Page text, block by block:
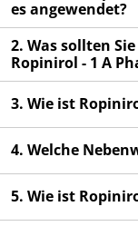
möchten Sie
Wenn Sie
an Ihren
Dieses
Es kann
diese die
Wenn Sie
sich an
es angewendet?
2. Was sollten
Ropinirol - 1 A
3. Wie ist
4. Welche
5. Wie ist